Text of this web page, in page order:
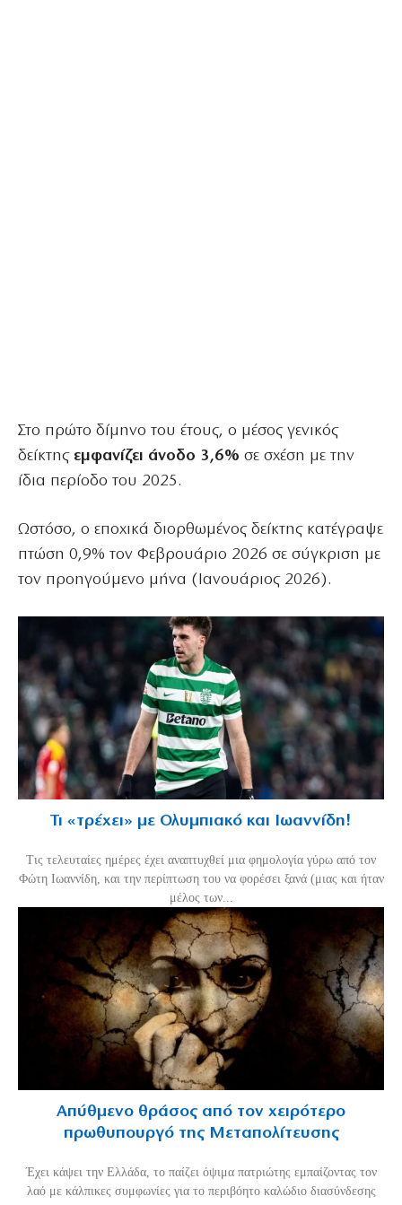
Στο πρώτο δίμηνο του έτους, ο μέσος γενικός
δείκτης εμφανίζει άνοδο 3,6% σε σχέση με την
ίδια περίοδο του 2025.
Ωστόσο, ο εποχικά διορθωμένος δείκτης κατέγραψε
πτώση 0,9% τον Φεβρουάριο 2026 σε σύγκριση με
τον προηγούμενο μήνα (Ιανουάριος 2026).
Τι «τρέχει» με Ολυμπιακό και Ιωαννίδη!
Τις τελευταίες ημέρες έχει αναπτυχθεί μια φημολογία γύρω από τον
Φώτη Ιωαννίδη, και την περίπτωση του να φορέσει ξανά (μιας και ήταν
μέλος των...
Απύθμενο θράσος από τον χειρότερο
πρωθυπουργό της Μεταπολίτευσης
Έχει κάψει την Ελλάδα, το παίζει όψιμα πατριώτης εμπαίζοντας τον
λαό με κάλπικες συμφωνίες για το περιβόητο καλώδιο διασύνδεσης